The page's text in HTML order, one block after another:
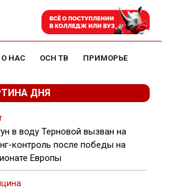
О НАС ОСН ТВ ПРИМОРЬЕ
ДНЯ
в воду Терновой вызван на
контроль после победы на
Европы